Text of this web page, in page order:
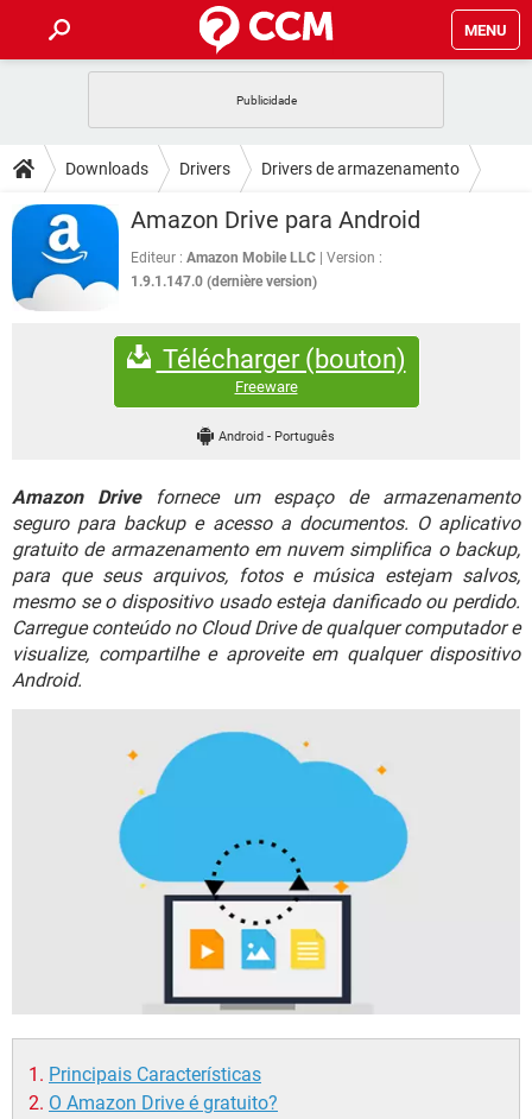
MENU
CELULAR FACEBOOK
OUTLOOK EXCEL
INSTAGRAM GMAIL
GUIA DE COMPRAS
DICAS
JOGOS
CELULAR FACEBOOK
OUTLOOK EXCEL
GUIA DE COMPRAS
DOWNLOADS
JOGOS WHATSAPP
CELULAR
EXCEL
GMAIL
FÓRUM
FACEBOOK
EXCEL
GMAIL
WHATSAPP
INSTAGRAM GMAIL
GUIA DE COMPRAS
Downloads Drivers Drivers de armazenamento
Amazon Drive para Android
Editeur : Amazon Mobile LLC
Version :
1.9.1.147.0 (dernière version)
Télécharger (bouton)
Freeware
Android - Português
Amazon Drivefornece um espaço de armazenamento
seguro para backup e acesso a documentos. O aplicativo
gratuito de armazenamento em nuvem simplifica o backup,
para que seus arquivos, fotos e música estejam salvos,
mesmo se o dispositivo usado esteja danificado ou perdido.
Carregue conteúdo no Cloud Drive de qualquer computador e
visualize, compartilhe e aproveite em qualquer dispositivo
Android.
Principais Características
O Amazon Drive é gratuito?